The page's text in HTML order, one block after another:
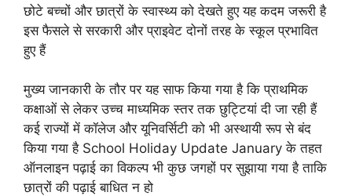
छोटे बच्चों और छात्रों के स्वास्थ्य को देखते हुए यह कदम जरूरी है
इस फैसले से सरकारी और प्राइवेट दोनों तरह के स्कूल प्रभावित
हुए हैं
मुख्य जानकारी के तौर पर यह साफ किया गया है कि प्राथमिक
कक्षाओं से लेकर उच्च माध्यमिक स्तर तक छुट्टियां दी जा रही हैं
कई राज्यों में कॉलेज और यूनिवर्सिटी को भी अस्थायी रूप से बंद
किया गया है School Holiday Update January के तहत
ऑनलाइन पढ़ाई का विकल्प भी कुछ जगहों पर सुझाया गया है ताकि
छात्रों की पढ़ाई बाधित न हो